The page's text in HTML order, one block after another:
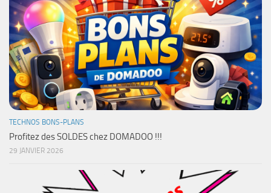
TECHNOS BONS-PLANS
Profitez des SOLDES chez DOMADOO !!!
29 JANVIER 2026